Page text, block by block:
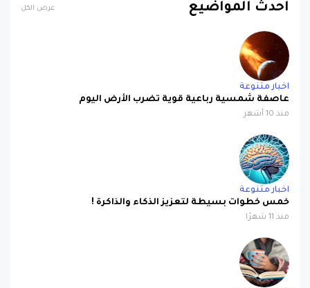
احدث المواضيع عرض الكل
اخبار متنوعة
عاصفة شمسية رباعية قوية تضرب الأرض اليوم
منذ 10 أشهر
اخبار متنوعة
خمس خطوات بسيطة لتعزيز الذكاء والذاكرة !
منذ 11 شهرًا